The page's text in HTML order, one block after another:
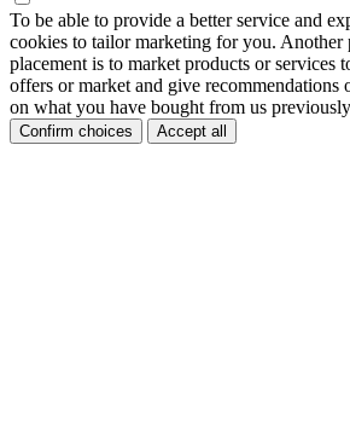
To be able to provide a better service and
cookies to tailor marketing for you. Another
placement is to market products or services
offers or market and give recommendations
on what you have bought from us
Confirm choices Accept all